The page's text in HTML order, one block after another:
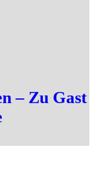
– Zu Gast